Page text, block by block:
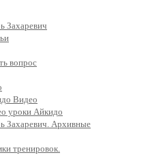
Захаревич
вопрос
Видео
уроки Айкидо
Захаревич. Архивные
тренировок.